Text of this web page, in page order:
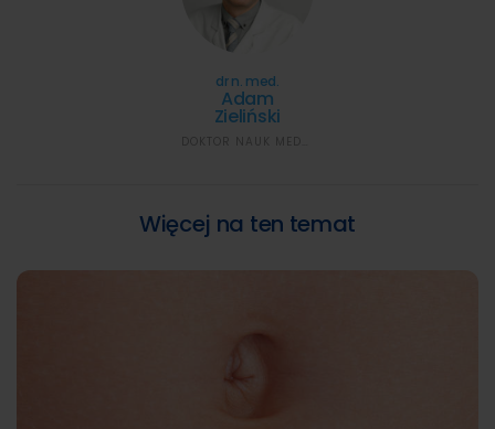
dr n. med.
Adam
Zieliński
Więcej na ten temat